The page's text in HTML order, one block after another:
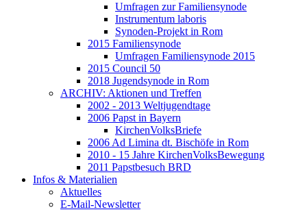
Umfragen zur Familiensynode
Instrumentum laboris
Synoden-Projekt in Rom
2015 Familiensynode
Umfragen Familiensynode 2015
2015 Council 50
2018 Jugendsynode in Rom
ARCHIV: Aktionen und Treffen
2002 - 2013 Weltjugendtage
2006 Papst in Bayern
KirchenVolksBriefe
2006 Ad Limina dt. Bischöfe in Rom
2010 - 15 Jahre KirchenVolksBewegung
2011 Papstbesuch BRD
Infos & Materialien
Aktuelles
E-Mail-Newsletter